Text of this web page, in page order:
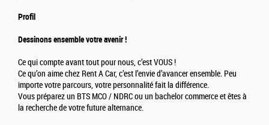
Profil
Dessinons ensemble votre avenir !
Ce qui compte avant tout pour nous, c’est VOUS !
Ce qu’on aime chez Rent A Car, c’est l’envie d’avancer ensemble. Peu
importe votre parcours, votre personnalité fait la différence.
Vous préparez un BTS MCO / NDRC ou un bachelor commerce et êtes à
la recherche de votre future alternance.